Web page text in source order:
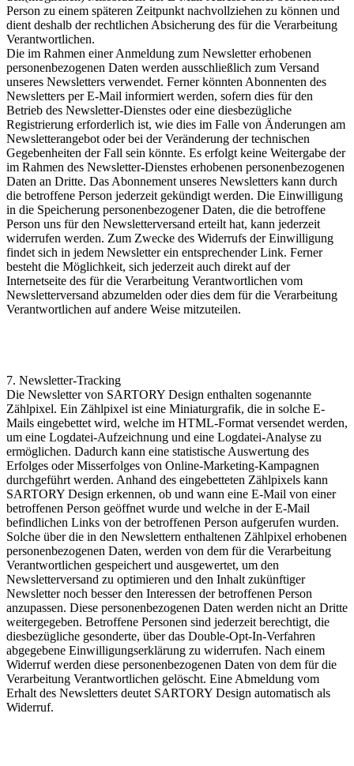
Person zu einem späteren Zeitpunkt nachvollziehen zu können und
dient deshalb der rechtlichen Absicherung des für die Verarbeitung
Verantwortlichen.
Die im Rahmen einer Anmeldung zum Newsletter erhobenen
personenbezogenen Daten werden ausschließlich zum Versand
unseres Newsletters verwendet. Ferner könnten Abonnenten des
Newsletters per E-Mail informiert werden, sofern dies für den
Betrieb des Newsletter-Dienstes oder eine diesbezügliche
Registrierung erforderlich ist, wie dies im Falle von Änderungen am
Newsletterangebot oder bei der Veränderung der technischen
Gegebenheiten der Fall sein könnte. Es erfolgt keine Weitergabe der
im Rahmen des Newsletter-Dienstes erhobenen personenbezogenen
Daten an Dritte. Das Abonnement unseres Newsletters kann durch
die betroffene Person jederzeit gekündigt werden. Die Einwilligung
in die Speicherung personenbezogener Daten, die die betroffene
Person uns für den Newsletterversand erteilt hat, kann jederzeit
widerrufen werden. Zum Zwecke des Widerrufs der Einwilligung
findet sich in jedem Newsletter ein entsprechender Link. Ferner
besteht die Möglichkeit, sich jederzeit auch direkt auf der
Internetseite des für die Verarbeitung Verantwortlichen vom
Newsletterversand abzumelden oder dies dem für die Verarbeitung
Verantwortlichen auf andere Weise mitzuteilen.
7. Newsletter-Tracking
Die Newsletter von SARTORY Design enthalten sogenannte
Zählpixel. Ein Zählpixel ist eine Miniaturgrafik, die in solche E-
Mails eingebettet wird, welche im HTML-Format versendet werden,
um eine Logdatei-Aufzeichnung und eine Logdatei-Analyse zu
ermöglichen. Dadurch kann eine statistische Auswertung des
Erfolges oder Misserfolges von Online-Marketing-Kampagnen
durchgeführt werden. Anhand des eingebetteten Zählpixels kann
SARTORY Design erkennen, ob und wann eine E-Mail von einer
betroffenen Person geöffnet wurde und welche in der E-Mail
befindlichen Links von der betroffenen Person aufgerufen wurden.
Solche über die in den Newslettern enthaltenen Zählpixel erhobenen
personenbezogenen Daten, werden von dem für die Verarbeitung
Verantwortlichen gespeichert und ausgewertet, um den
Newsletterversand zu optimieren und den Inhalt zukünftiger
Newsletter noch besser den Interessen der betroffenen Person
anzupassen. Diese personenbezogenen Daten werden nicht an Dritte
weitergegeben. Betroffene Personen sind jederzeit berechtigt, die
diesbezügliche gesonderte, über das Double-Opt-In-Verfahren
abgegebene Einwilligungserklärung zu widerrufen. Nach einem
Widerruf werden diese personenbezogenen Daten von dem für die
Verarbeitung Verantwortlichen gelöscht. Eine Abmeldung vom
Erhalt des Newsletters deutet SARTORY Design automatisch als
Widerruf.